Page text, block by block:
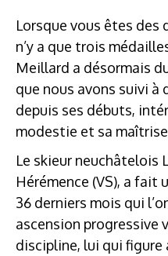
Lorsque vous êtes des
n’y a que trois
Meillard a désormais
que nous avons suivi à
depuis ses débuts,
modestie et sa
Le skieur neuchâtelois
Hérémence (VS), a fait
36 derniers mois qui
ascension progressive
discipline, lui qui